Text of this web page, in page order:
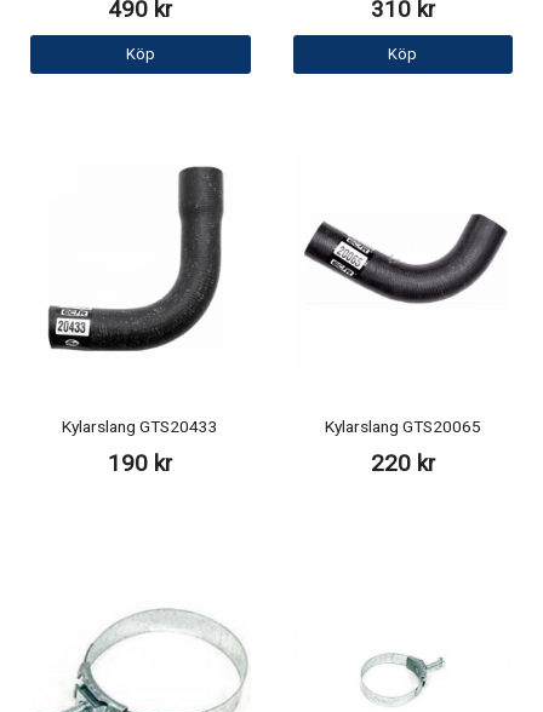
490 kr
Köp
310 kr
Köp
Kylarslang GTS20433
190 kr
Kylarslang GTS20065
220 kr